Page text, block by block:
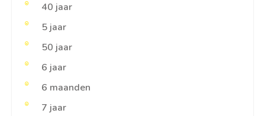
40 jaar
5 jaar
50 jaar
6 jaar
6 maanden
7 jaar